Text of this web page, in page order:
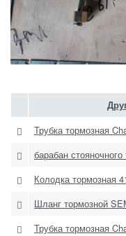
Трубка тормозная
барабан
Колодка тормозная
Шланг тормозной
Трубка тормозная